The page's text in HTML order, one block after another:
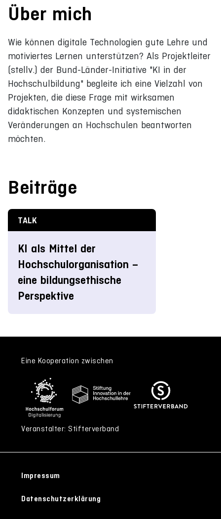
Über mich
Wie können digitale Technologien gute Lehre und
motiviertes Lernen unterstützen? Als Projektleiter
(stellv.) der Bund-Länder-Initiative "KI in der
Hochschulbildung" begleite ich eine Vielzahl von
Projekten, die diese Frage mit wirksamen
didaktischen Konzepten und systemischen
Veränderungen an Hochschulen beantworten
möchten.
Beiträge
TALK
KI als Mittel der
Hochschulorganisation –
eine bildungsethische
Perspektive
Eine Kooperation zwischen
Veranstalter: Stifterverband
Impressum
Datenschutzerklärung